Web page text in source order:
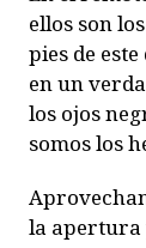
ellos son
pies de
en un
los ojos
somos los
la apertura